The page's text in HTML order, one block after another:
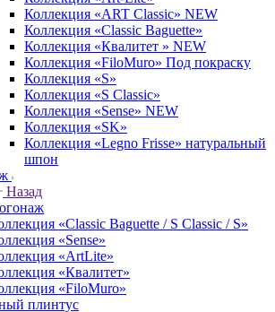
Коллекция «ART Classic» NEW
Коллекция «Classic Baguette»
Коллекция «Квалитет » NEW
Коллекция «FiloMuro» Под покраску
Коллекция «S»
Коллекция «S Classic»
Коллекция «Sense» NEW
Коллекция «SK»
Коллекция «Legno Frisse» натуральный
шпон
Назад
«Classic Baguette / S Classic / S»
«Sense»
«ArtLite»
«Квалитет»
«FiloMuro»
плинтус